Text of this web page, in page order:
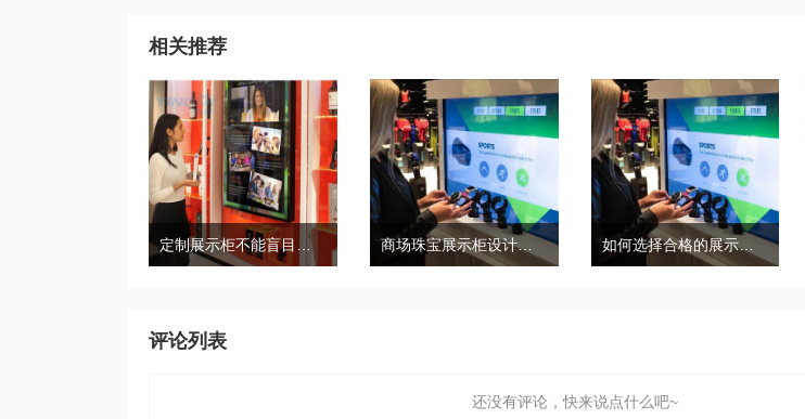
相关推荐
商场珠宝展示柜设计需要考虑三个因素和细节 如何选择合格的展示柜，合格的展柜有哪些特点？
评论列表
还没有评论，快来说点什么吧~